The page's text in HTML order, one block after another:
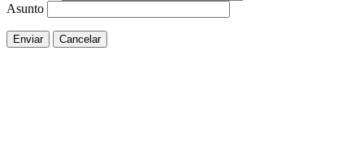
Asunto
Enviar Cancelar